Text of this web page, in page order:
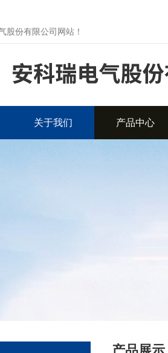
股份有限公司网站！
关于我们 产品中心